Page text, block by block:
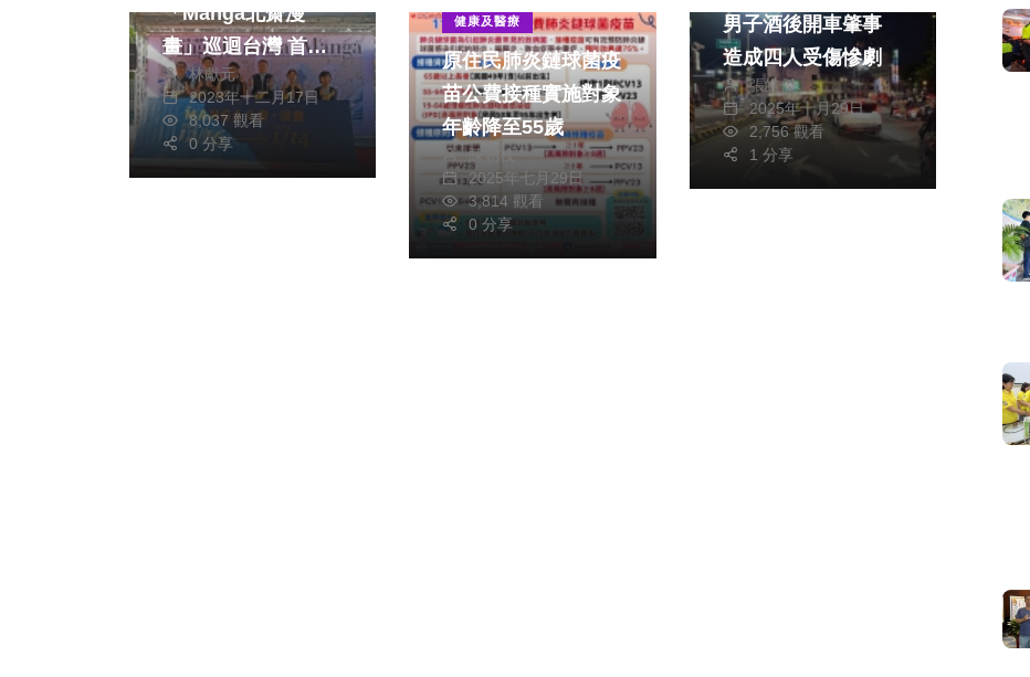
「Manga北齋漫
畫」巡迴台灣 首選
台中開展
林獻元
2023年十二月17日
8,037 觀看
0 分享
健康及醫療
原住民肺炎鏈球菌疫
苗公費接種實施對象
年齡降至55歲
陳朝枝
2025年七月29日
3,814 觀看
0 分享
男子酒後開車肇事
造成四人受傷慘劇
張皓傑
2025年十月29日
2,756 觀看
1 分享